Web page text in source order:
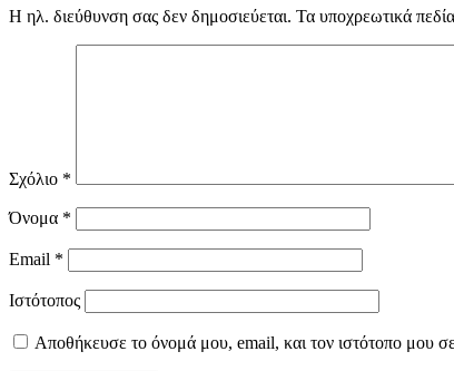
Η ηλ. διεύθυνση σας δεν δημοσιεύεται. Τα υποχρεωτικά
Σχόλιο *
Όνομα *
Email *
Ιστότοπος
Αποθήκευσε το όνομά μου, email, και τον ιστότοπο μου